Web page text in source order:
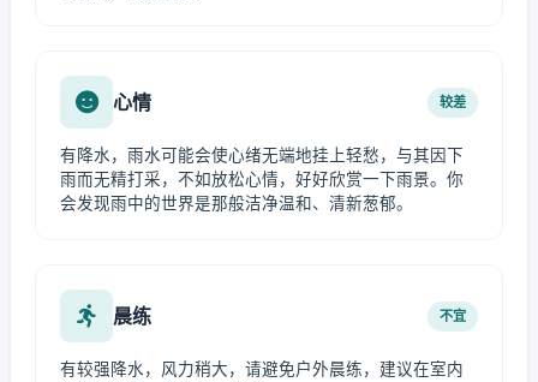
心情 较差
有降水，雨水可能会使心绪无端地挂上轻愁，与其因下
雨而无精打采，不如放松心情，好好欣赏一下雨景。你
会发现雨中的世界是那般洁净温和、清新葱郁。
晨练 不宜
有较强降水，风力稍大，请避免户外晨练，建议在室内